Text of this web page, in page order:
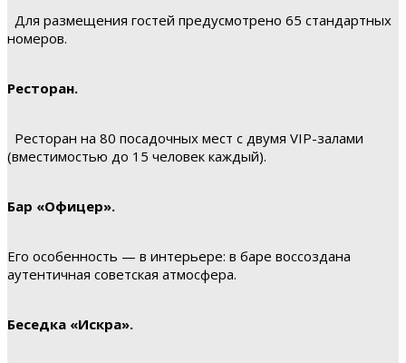
Для размещения гостей предусмотрено 65 стандартных
номеров.
Ресторан.
Ресторан на 80 посадочных мест с двумя VIP-залами
(вместимостью до 15 человек каждый).
Бар «Офицер».
Его особенность — в интерьере: в баре воссоздана
аутентичная советская атмосфера.
Беседка «Искра».